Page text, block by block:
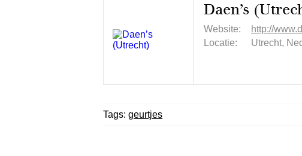
Daen’s
Website:
http://
Locatie:
Utrecht,
Tags: geurtjes